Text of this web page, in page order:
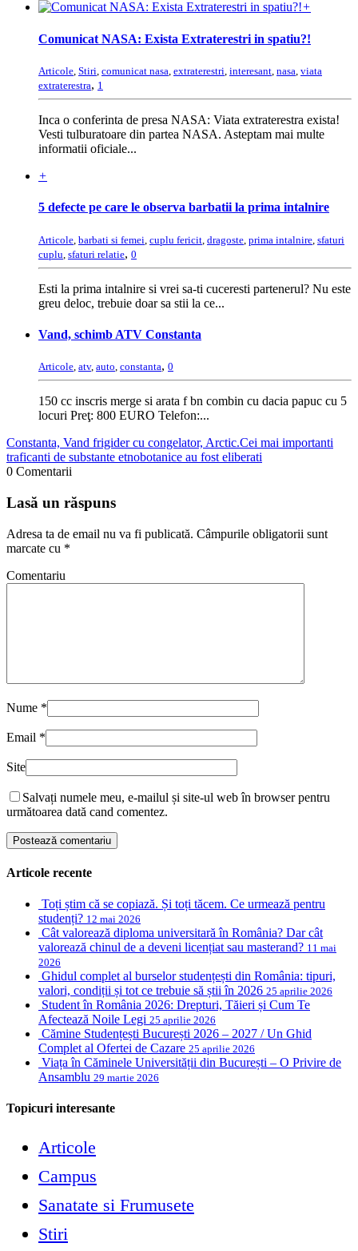
+
Comunicat NASA: Exista Extraterestri in spatiu?!
Articole, Stiri, comunicat nasa, extraterestri, interesant, nasa, viata
extraterestra, 1
Inca o conferinta de presa NASA: Viata extraterestra exista!
Vesti tulburatoare din partea NASA. Asteptam mai multe
informatii oficiale...
+
5 defecte pe care le observa barbatii la prima intalnire
Articole barbati si femei cuplu fericit dragoste prima intalnire sfaturi
cuplu sfaturi relatie, 0
Esti la prima intalnire si vrei sa-ti cuceresti partenerul? Nu este
greu deloc, trebuie doar sa stii la ce...
Vand, schimb ATV Constanta
Articole, atv, auto, constanta, 0
150 cc inscris merge si arata f bn combin cu dacia papuc cu 5
locuri Preţ: 800 EURO Telefon:...
Constanta, Vand frigider cu congelator, Arctic.Cei mai importanti
traficanti de substante etnobotanice au fost eliberati
0 Comentarii
Lasă un răspuns
Adresa ta de email nu va fi publicată. Câmpurile obligatorii sunt
marcate cu *
Comentariu
Nume *
Email *
Site
Salvați numele meu, e-mailul și site-ul web în browser pentru
următoarea dată cand comentez.
Articole recente
Toți știm că se copiază. Și toți tăcem. Ce urmează pentru
studenți? 12 mai 2026
Cât valorează diploma universitară în România? Dar cât
valorează chinul de a deveni licențiat sau masterand? 11 mai
2026
Ghidul complet al burselor studențești din România: tipuri,
valori, condiții și tot ce trebuie să știi în 2026 25 aprilie 2026
Student în România 2026: Drepturi, Tăieri și Cum Te
Afectează Noile Legi 25 aprilie 2026
Cămine Studențești București 2026 – 2027 / Un Ghid
Complet al Ofertei de Cazare 25 aprilie 2026
Viața în Căminele Universității din București – O Privire de
Ansamblu 29 martie 2026
Topicuri interesante
Articole
Campus
Sanatate si Frumusete
Stiri